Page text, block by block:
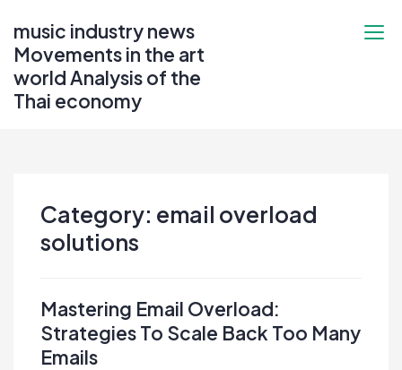
content
music industry news
Movements in the art
world Analysis of the
Thai economy
Category: email overload
solutions
Mastering Email Overload:
Strategies To Scale Back Too Many
Emails